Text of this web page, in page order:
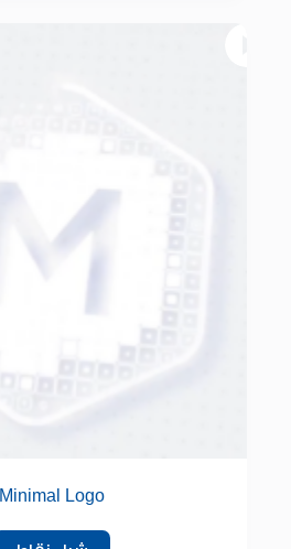
Minimal Logo